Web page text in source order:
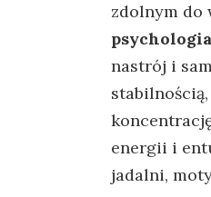
zdolnym ⁢do
nastrój i
stabilnością,
energii i
jadalni,